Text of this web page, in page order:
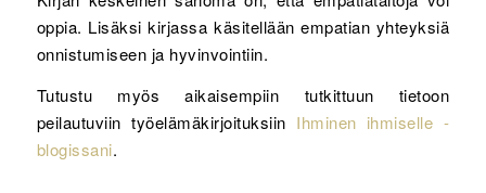
oppia. Lisäksi kirjassa käsitellään empatian yhteyksiä
onnistumiseen ja hyvinvointiin.
Tutustu myös aikaisempiin tutkittuun tietoon
peilautuviin työelämäkirjoituksiin Ihminen ihmiselle -
blogissani.